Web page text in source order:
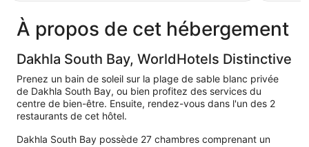
À propos de cet hébergement
Dakhla South Bay, WorldHotels Distinctive
Prenez un bain de soleil sur la plage de sable blanc privée
de Dakhla South Bay, ou bien profitez des services du
centre de bien-être. Ensuite, rendez-vous dans l'un des 2
restaurants de cet hôtel.
Dakhla South Bay possède 27 chambres comprenant un